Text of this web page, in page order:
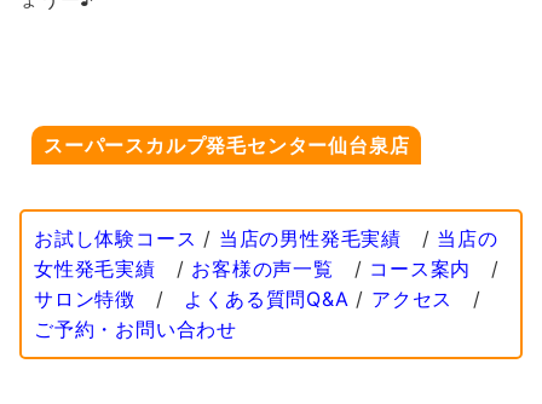
スーパースカルプ発毛センター仙台泉店
お試し体験コース / 当店の男性発毛実績 / 当店の
女性発毛実績 / お客様の声一覧 / コース案内
/
サロン特徴 / よくある質問Q&A / アクセス
/
ご予約・お問い合わせ